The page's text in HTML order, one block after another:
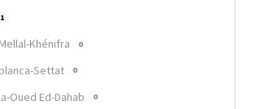
1
Khénifra 0
Settat 0
Oued Ed-Dahab 0